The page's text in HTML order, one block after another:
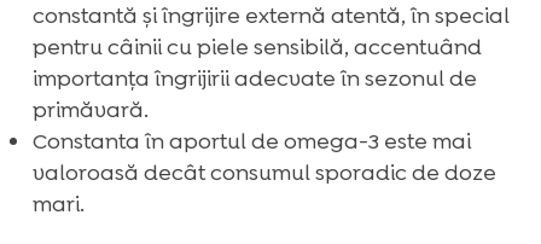
constantă și îngrijire externă atentă, în special
pentru câinii cu piele sensibilă, accentuând
importanța îngrijirii adecvate în sezonul de
primăvară.
Constanta în aportul de omega-3 este mai
valoroasă decât consumul sporadic de doze
mari.